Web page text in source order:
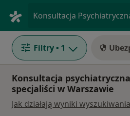
Filtry • 1
Konsultacja
specjaliści w Warszawie
Jak działają wyniki wyszukiwania